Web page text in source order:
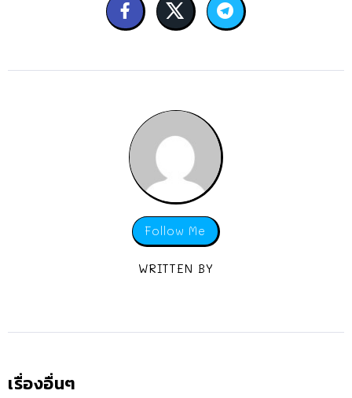
Follow Me
WRITTEN BY
เรื่องอื่นๆ